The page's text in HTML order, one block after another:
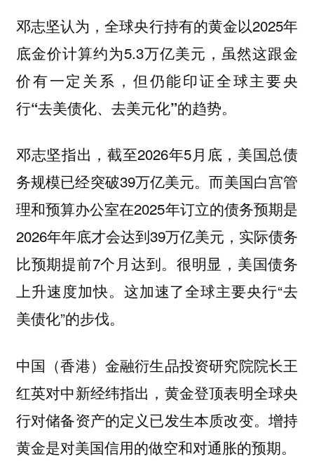
邓志坚认为，全球央行持有的黄金以2025年
底金价计算约为5.3万亿美元，虽然这跟金
价有一定关系， 但仍能印证全球主要央
行“去美债化、去美元化”的趋势。
邓志坚指出，截至2026年5月底，美国总债
务规模已经突破39万亿美元。而美国白宫管
理和预算办公室在2025年订立的债务预期是
2026年年底才会达到39万亿美元，实际债务
比预期提前7个月达到。很明显，美国债务
上升速度加快。这加速了全球主要央行“去
美债化”的步伐。
中国（香港）金融衍生品投资研究院院长王
红英对中新经纬指出，黄金登顶表明全球央
行对储备资产的定义已发生本质改变。增持
黄金是对美国信用的做空和对通胀的预期。